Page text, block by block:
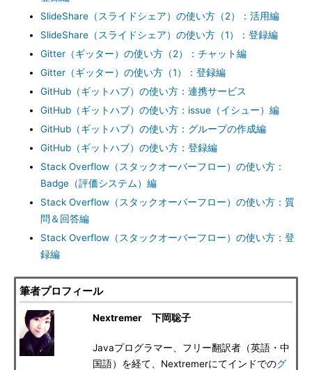
SlideShare（スライドシェア）の使い方（2）：活用編
SlideShare（スライドシェア）の使い方（1）：登録編
Gitter（ギッター）の使い方（2）：チャット編
Gitter（ギッター）の使い方（1）：登録編
GitHub（ギットハブ）の使い方：連携サービス
GitHub（ギットハブ）の使い方：issue（イシュー）編
GitHub（ギットハブ）の使い方：グループの作成編
GitHub（ギットハブ）の使い方：登録編
Stack Overflow（スタックオーバーフロー）の使い方：
Badge（評価システム）編
Stack Overflow（スタックオーバーフロー）の使い方：質
問＆回答編
Stack Overflow（スタックオーバーフロー）の使い方：登
録編
筆者プロフィール
Nextremer 下岡聡子
Javaプログラマー、フリー翻訳者（英語・中
国語）を経て、Nextremerにてインドでのグ